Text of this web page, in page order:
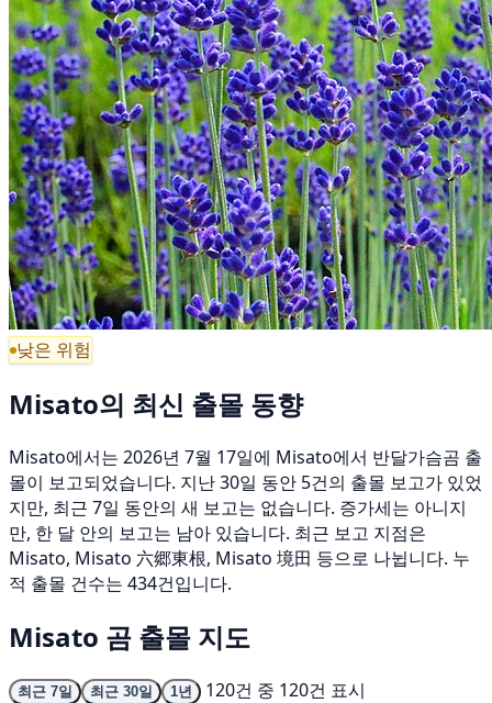
낮은 위험
Misato의 최신 출몰 동향
Misato에서는 2026년 7월 17일에 Misato에서 반달가슴곰 출
몰이 보고되었습니다. 지난 30일 동안 5건의 출몰 보고가 있었
지만, 최근 7일 동안의 새 보고는 없습니다. 증가세는 아니지
만, 한 달 안의 보고는 남아 있습니다. 최근 보고 지점은
Misato, Misato 六郷東根, Misato 境田 등으로 나뉩니다. 누
적 출몰 건수는 434건입니다.
Misato 곰 출몰 지도
최근 7일 최근 30일 1년
120건 중 120건 표시